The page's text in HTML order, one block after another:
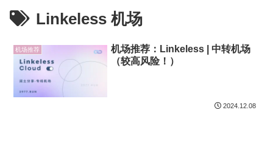
Linkeless 机场
机场推荐
机场推荐：Linkeless | 中转机场
（较高风险！）
2024.12.08